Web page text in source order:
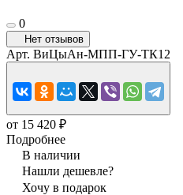
0
Нет отзывов
Арт. ВиЦыАн-МПП-ГУ-ТК12
от 15 420 ₽
Подробнее
В наличии
Нашли дешевле?
Хочу в подарок